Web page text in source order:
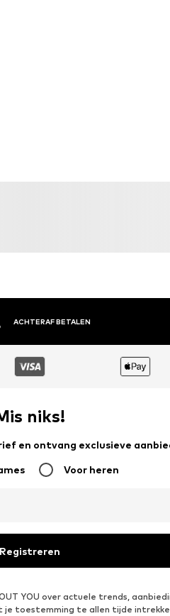
ACHTERAF BETALEN
niks!
en ontvang exclusieve
Voor heren
Registreren
YOU over actuele trends,
je toestemming te allen tijde